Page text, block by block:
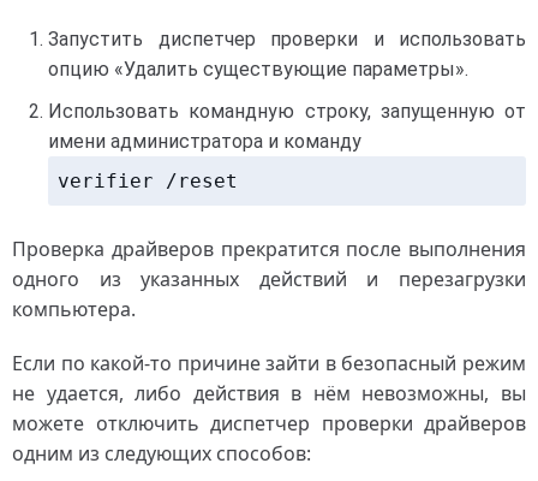
Запустить диспетчер проверки и использовать
опцию «Удалить существующие параметры».
Использовать командную строку, запущенную от
имени администратора и команду
verifier /reset
Проверка драйверов прекратится после выполнения
одного из указанных действий и перезагрузки
компьютера.
Если по какой-то причине зайти в безопасный режим
не удается, либо действия в нём невозможны, вы
можете отключить диспетчер проверки драйверов
одним из следующих способов: